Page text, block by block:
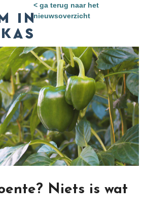
< ga terug naar het
nieuwsoverzicht
Niets is wat